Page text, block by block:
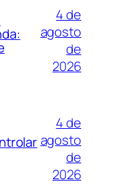
4 de
agosto
de
2026
4 de
agosto
de
2026